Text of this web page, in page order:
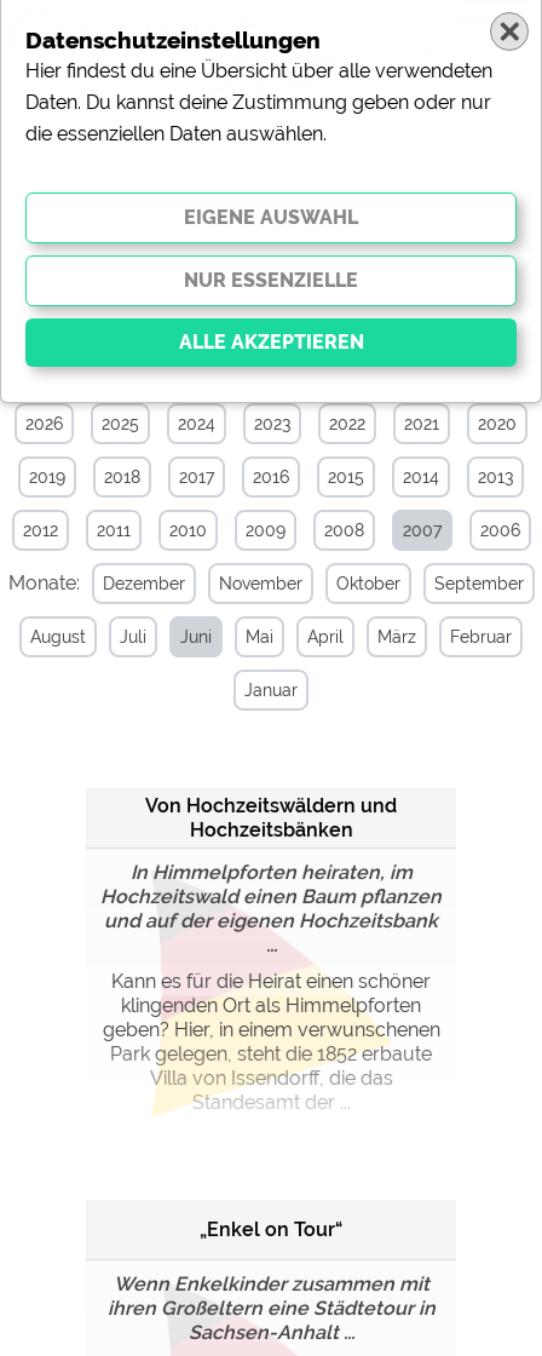
Campingplätze
Specials Aktuelle News
2026 2025 2024 2023 2022 2021 2020
2019 2018 2017 2016 2015 2014 2013
2012 2011 2010 2009 2008 2007 2006
Monate: Dezember November Oktober September
August Juli Juni Mai April März Februar
Januar
Von Hochzeitswäldern und
Hochzeitsbänken
In Himmelpforten heiraten, im
Hochzeitswald einen Baum pflanzen
und auf der eigenen Hochzeitsbank
...
Kann es für die Heirat einen schöner
klingenden Ort als Himmelpforten
geben? Hier, in einem verwunschenen
Park gelegen, steht die 1852 erbaute
Villa von Issendorff, die das
Standesamt der ...
„Enkel on Tour“
Wenn Enkelkinder zusammen mit
ihren Großeltern eine Städtetour in
Sachsen-Anhalt ...
Datenschutzeinstellungen
Hier findest du eine Übersicht über alle verwendeten
Daten. Du kannst deine Zustimmung geben oder nur
die essenziellen Daten auswählen.
Essenziell
Essenzielle Cookies ermöglichen grundlegende
Funktionen und sind für die einwandfreie Funktion der
werden Teile der Websitenicht funktionieren.
Externe Medien
YouTube (Videos von
Campingplätzen)
https://policies.google.com/privacy
Campingplatzvorschau (Vorschau
siehe Datenschutzerklärung des
jeweiligen Anbieters
Google reCAPTCHA (Formulare) https://policies.google.com/privacy
Statistiken
Google Analytics https://policies.google.com/privacy
https://policies.google.com/privacy
Google AdSense
https://policies.google.com/privacy
Google Remarketing
https://policies.google.com/privacy